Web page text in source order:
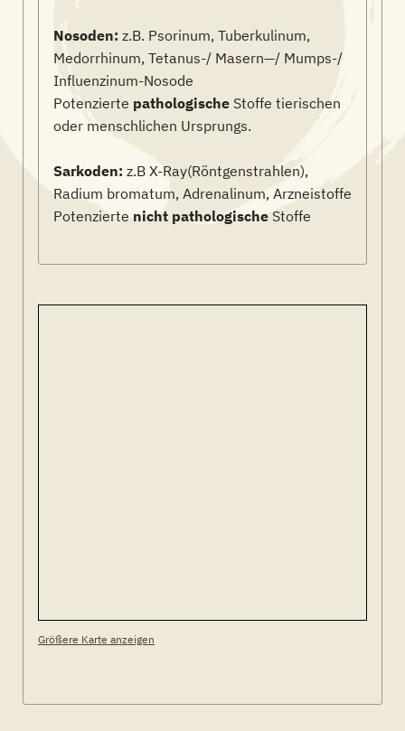
Nosoden: z.B. Psorinum, Tuberkulinum,
Medorrhinum, Tetanus-/ Masern—/ Mumps-/
Influenzinum-Nosode
Potenzierte pathologischeStoffe tierischen
oder menschlichen Ursprungs.
Sarkoden: z.B X-Ray(Röntgenstrahlen),
Radium bromatum, Adrenalinum, Arzneistoffe
Potenzierte nicht pathologischeStoffe
Größere Karte anzeigen